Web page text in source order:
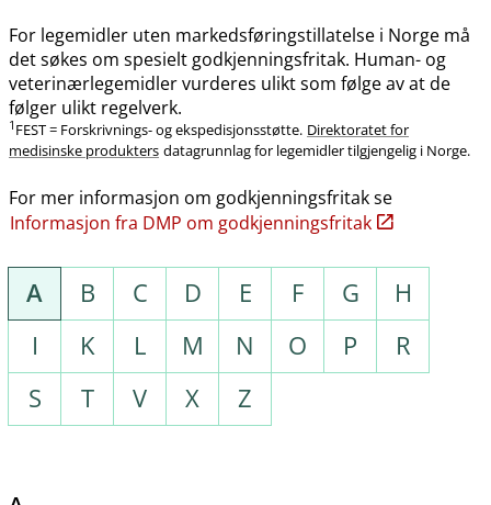
For legemidler uten markedsføringstillatelse i Norge må
det søkes om spesielt godkjenningsfritak. Human- og
veterinærlegemidler vurderes ulikt som følge av at de
følger ulikt regelverk.
1 FEST = Forskrivnings- og ekspedisjonsstøtte. Direktoratet for
medisinske produkters datagrunnlag for legemidler tilgjengelig i Norge.
For mer informasjon om godkjenningsfritak se
Informasjon fra DMP om godkjenningsfritak
A B C D E F G
H
I
K L M N O P
R
S
T V X Z